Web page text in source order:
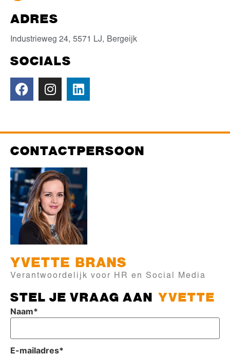
ADRES
Industrieweg 24, 5571 LJ, Bergeijk
SOCIALS
CONTACTPERSOON
YVETTE BRANS
Verantwoordelijk voor HR en Social Media
STEL JE VRAAG AAN YVETTE
Naam*
E-mailadres*